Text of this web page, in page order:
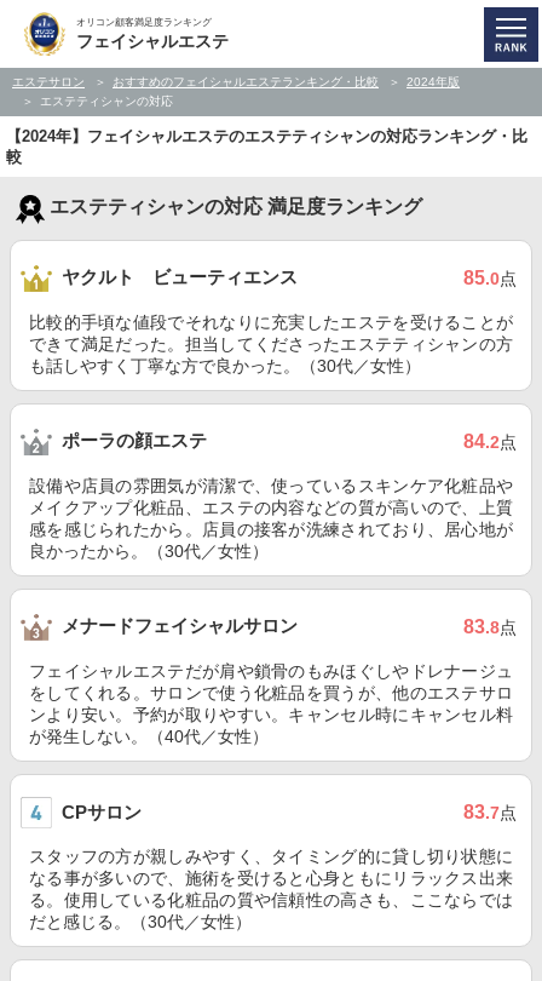
オリコン顧客満足度ランキング
フェイシャルエステ
エステサロン おすすめのフェイシャルエステランキング・比較
2024年版
エステティシャンの対応
【2024年】フェイシャルエステのエステティシャンの対応ランキング・比
較
エステティシャンの対応 満足度ランキング
ヤクルト ビューティエンス 85.0点
比較的手頃な値段でそれなりに充実したエステを受けることが
できて満足だった。担当してくださったエステティシャンの方
も話しやすく丁寧な方で良かった。（30代／女性）
ポーラの顔エステ 84.2点
設備や店員の雰囲気が清潔で、使っているスキンケア化粧品や
メイクアップ化粧品、エステの内容などの質が高いので、上質
感を感じられたから。店員の接客が洗練されており、居心地が
良かったから。（30代／女性）
メナードフェイシャルサロン 83.8点
フェイシャルエステだが肩や鎖骨のもみほぐしやドレナージュ
をしてくれる。サロンで使う化粧品を買うが、他のエステサロ
ンより安い。予約が取りやすい。キャンセル時にキャンセル料
が発生しない。（40代／女性）
CPサロン 83.7点
スタッフの方が親しみやすく、タイミング的に貸し切り状態に
なる事が多いので、施術を受けると心身ともにリラックス出来
る。使用している化粧品の質や信頼性の高さも、ここならでは
だと感じる。（30代／女性）